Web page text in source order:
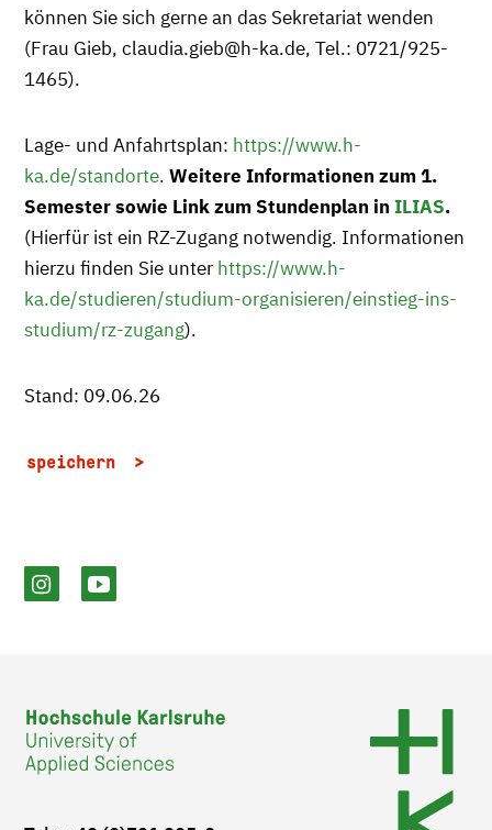
können Sie sich gerne an das Sekretariat wenden
(Frau Gieb, claudia.gieb@h-ka.de, Tel.: 0721/925-
1465).
Lage- und Anfahrtsplan: https://www.h-
ka.de/standorte. Weitere Informationen zum 1.
Semester sowie Link zum Stundenplan in ILIAS.
(Hierfür ist ein RZ-Zugang notwendig. Informationen
hierzu finden Sie unter https://www.h-
ka.de/studieren/studium-organisieren/einstieg-ins-
studium/rz-zugang).
Stand: 09.06.26
speichern